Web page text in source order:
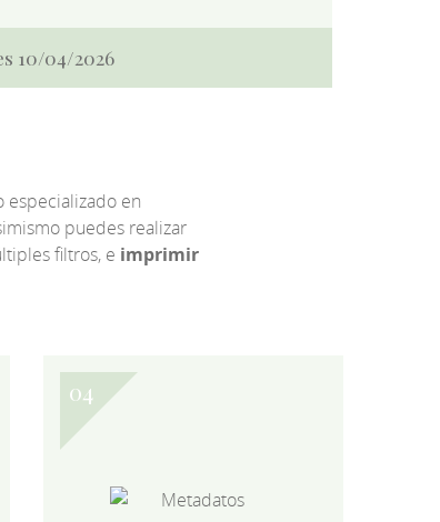
10/04/2026
en
puedes realizar
filtros, e imprimir